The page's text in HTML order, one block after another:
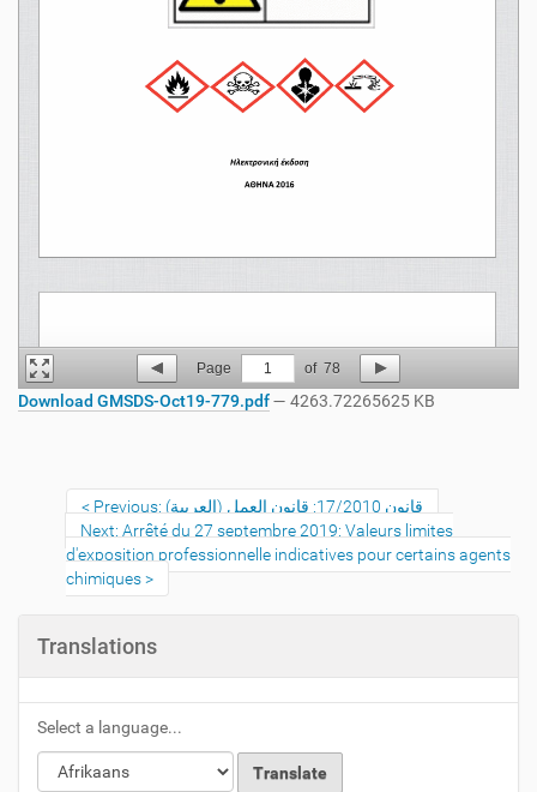
Page 1 of 78
Download GMSDS-Oct19-779.pdf— 4263.72265625 KB
Previous: قانون 17/2010: قانون العمل (العربية)
Next: Arrêté du 27 septembre 2019: Valeurs limites
d'exposition professionnelle indicatives pour certains agents
chimiques
Translations
Select a language...